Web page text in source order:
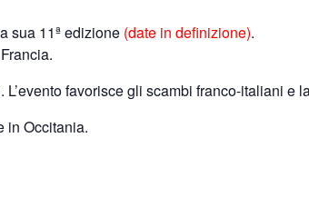
sua 11ª edizione (date in definizione).
L’evento favorisce gli scambi franco-italiani e
in Occitania.